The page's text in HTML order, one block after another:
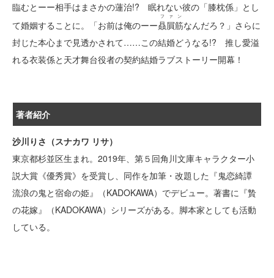
臨むとーー相手はまさかの蓮治!? 眠れない彼の「膝枕係」とし
て婚姻することに。「お前は俺のーー贔屓筋
ファン
なんだろ？」さらに
封じた本心まで見透かされて……この結婚どうなる!? 推し愛溢
れる衣装係と天才舞台役者の契約結婚ラブストーリー開幕！
著者紹介
沙川りさ（スナカワ リサ）
東京都杉並区生まれ。2019年、第５回角川文庫キャラクター小
説大賞《優秀賞》を受賞し、同作を加筆・改題した『鬼恋綺譚
流浪の鬼と宿命の姫』（KADOKAWA）でデビュー。著書に『贄
の花嫁』（KADOKAWA）シリーズがある。脚本家としても活動
している。